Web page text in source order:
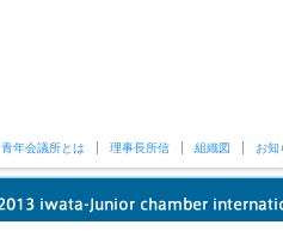
青年会議所とは 理事長所信 組織図 お知